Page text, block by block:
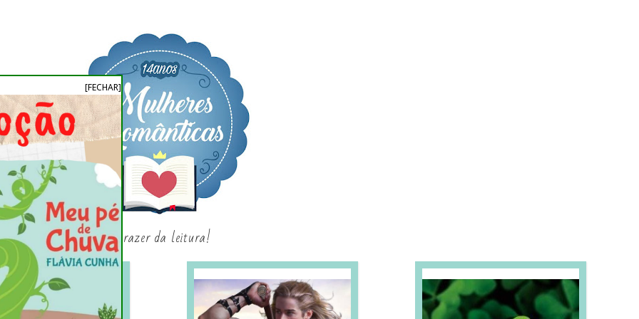
[FECHAR]
o prazer da leitura!
SORTEIOS E PROMOÇÕES